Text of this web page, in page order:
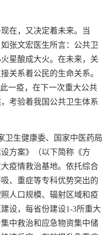
在，又决定着未来。当
张文宏医生所言：公共卫
星酿成大火。在未来，关
关系着公民的生命关系。
一疫，在下一次重大公共
考验着我国公共卫生体系
卫生健康委、国家中医药局
方案》（以下简称《方
疫情救治基地。依托综合
、重症等专科优势突出的
人口规模、辐射区域和疫
设，每省份建设1-3所重大
中救治和应急物资集中储